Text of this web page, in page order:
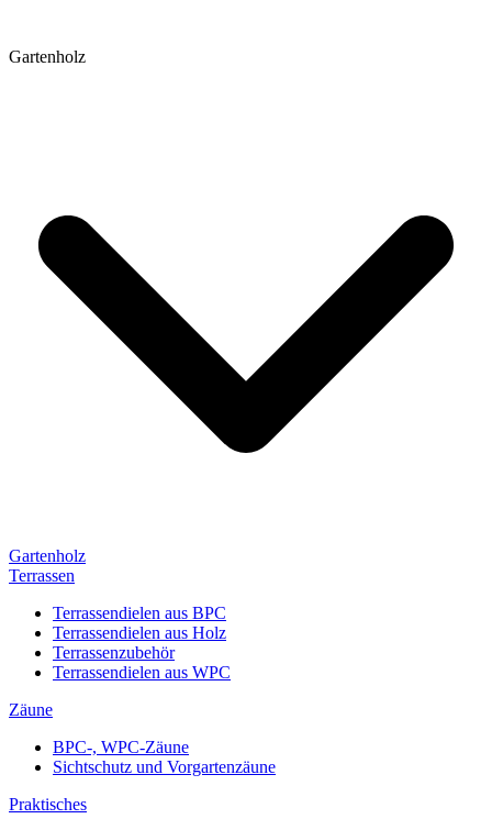
Gartenholz
Gartenholz
Terrassen
Terrassendielen aus BPC
Terrassendielen aus Holz
Terrassenzubehör
Terrassendielen aus WPC
Zäune
BPC-, WPC-Zäune
Sichtschutz und Vorgartenzäune
Praktisches